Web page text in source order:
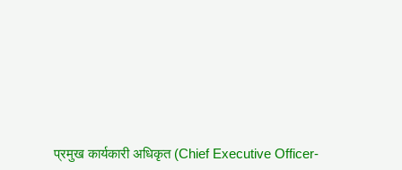
प्रमुख कार्यकारी अधिकृत (Chief Executive Officer-